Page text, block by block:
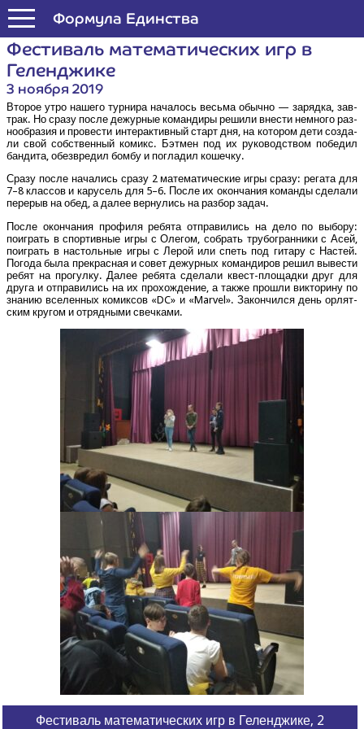
Формула Единства
Фести­валь мате­ма­ти­че­ских игр в
Геленджике
3 ноября 2019
Вто­рое утро наше­го тур­ни­ра нача­лось весь­ма обыч­но — заряд­ка, зав­
трак. Но сра­зу после дежур­ные коман­ди­ры реши­ли вне­сти немно­го раз­
но­об­ра­зия и про­ве­сти интер­ак­тив­ный старт дня, на кото­ром дети созда­
ли свой соб­ствен­ный комикс. Бэт­мен под их руко­вод­ством побе­дил
бан­ди­та, обез­вре­дил бом­бу и погла­дил кошечку.
Сра­зу после нача­лись сра­зу 2 мате­ма­ти­че­ские игры сра­зу: рега­та для
7–8 клас­сов и кару­сель для 5–6. После их окон­ча­ния коман­ды сде­ла­ли
пере­рыв на обед, а далее вер­ну­лись на раз­бор задач.
После окон­ча­ния про­фи­ля ребя­та отпра­ви­лись на дело по выбо­ру:
поиг­рать в спор­тив­ные игры с Оле­гом, собрать тру­бо­гран­ни­ки с Асей,
поиг­рать в настоль­ные игры с Лерой или спеть под гита­ру с Настей.
Пого­да была пре­крас­ная и совет дежур­ных коман­ди­ров решил выве­сти
ребят на про­гул­ку. Далее ребя­та сде­ла­ли квест-пло­щад­ки друг для
дру­га и отпра­ви­лись на их про­хож­де­ние, а так­же про­шли вик­то­ри­ну по
зна­нию все­лен­ных комик­сов «DC» и «Marvel». Закон­чил­ся день орлят­
ским кру­гом и отряд­ны­ми свечками.
Фестиваль математических игр в Геленджике, 2